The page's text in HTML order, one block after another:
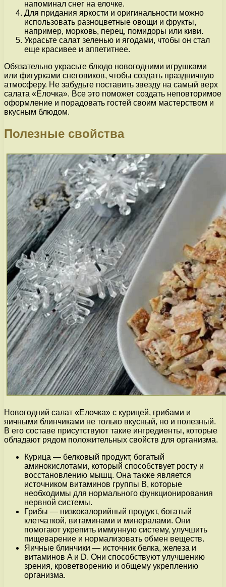
напоминал снег на елочке.
Для придания яркости и оригинальности можно
использовать разноцветные овощи и фрукты,
например, морковь, перец, помидоры или киви.
Украсьте салат зеленью и ягодами, чтобы он стал
еще красивее и аппетитнее.
Обязательно украсьте блюдо новогодними игрушками
или фигурками снеговиков, чтобы создать праздничную
атмосферу. Не забудьте поставить звезду на самый верх
салата «Елочка». Все это поможет создать неповторимое
оформление и порадовать гостей своим мастерством и
вкусным блюдом.
Полезные свойства
Новогодний салат «Елочка» с курицей, грибами и
яичными блинчиками не только вкусный, но и полезный.
В его составе присутствуют такие ингредиенты, которые
обладают рядом положительных свойств для организма.
Курица — белковый продукт, богатый
аминокислотами, который способствует росту и
восстановлению мышц. Она также является
источником витаминов группы B, которые
необходимы для нормального функционирования
нервной системы.
Грибы — низкокалорийный продукт, богатый
клетчаткой, витаминами и минералами. Они
помогают укрепить иммунную систему, улучшить
пищеварение и нормализовать обмен веществ.
Яичные блинчики — источник белка, железа и
витаминов A и D. Они способствуют улучшению
зрения, кроветворению и общему укреплению
организма.